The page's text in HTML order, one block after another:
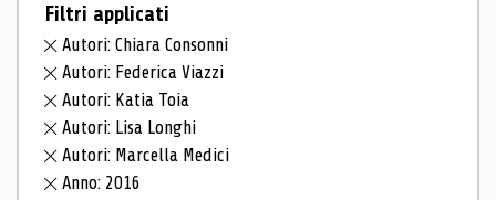
Filtri applicati
Autori: Chiara Consonni
Autori: Federica Viazzi
Autori: Katia Toia
Autori: Lisa Longhi
Autori: Marcella Medici
Anno: 2016